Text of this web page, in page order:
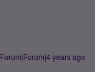
Forum|Forum|4 years ago